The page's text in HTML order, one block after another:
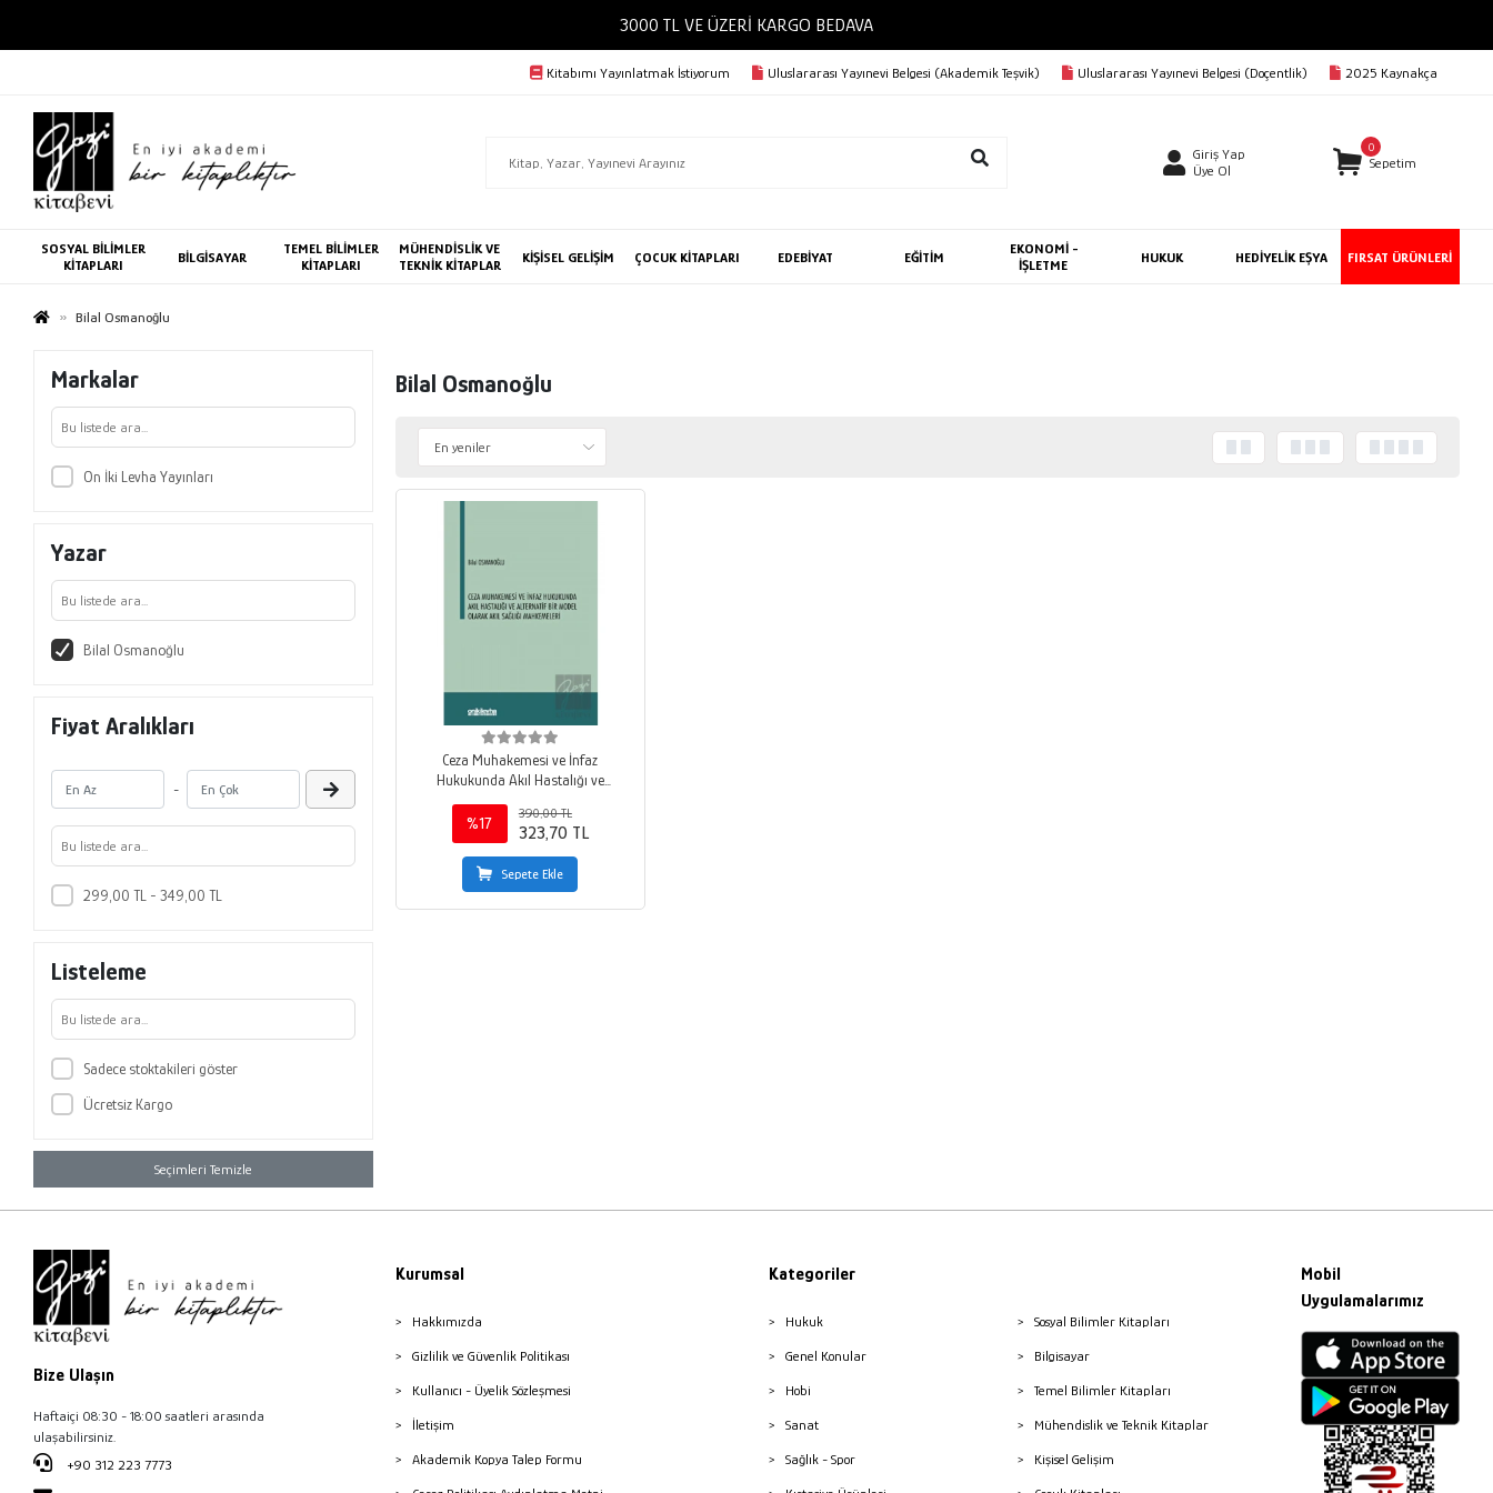
3000 TL VE ÜZERİ KARGO BEDAVA
Kitabımı Yayınlatmak İstiyorum Uluslararası Yayınevi Belgesi (Akademik Teşvik) Uluslararası Yayınevi Belgesi (Doçentlik) 2025 Kaynakça
Giriş Yap
Üye Ol
0
Sepetim
SOSYAL BİLİMLER
KİTAPLARI
BİLGİSAYAR
TEMEL BİLİMLER
KİTAPLARI
MÜHENDİSLİK VE
TEKNİK KİTAPLAR
KİŞİSEL GELİŞİM ÇOCUK KİTAPLARI EDEBİYAT EĞİTİM
EKONOMİ -
İŞLETME
HUKUK HEDİYELİK EŞYA FIRSAT ÜRÜNLERİ
Bilal Osmanoğlu
Markalar
On İki Levha Yayınları
Yazar
Bilal Osmanoğlu
Fiyat Aralıkları
-
299,00 TL - 349,00 TL
Listeleme
Sadece stoktakileri göster
Ücretsiz Kargo
Seçimleri Temizle
Bilal Osmanoğlu
Ceza Muhakemesi ve İnfaz
Hukukunda Akıl Hastalığı ve
Alternatif Bir Model Olarak Akıl
Sağlığı Mahkemeleri
%17
390,00 TL
323,70 TL
Sepete Ekle
Bize Ulaşın
Haftaiçi 08:30 - 18:00 saatleri arasında
ulaşabilirsiniz.
+90 312 223 7773
Kurumsal
Hakkımızda
Gizlilik ve Güvenlik Politikası
Kullanıcı - Üyelik Sözleşmesi
İletişim
Akademik Kopya Talep Formu
Kategoriler
Hukuk
Genel Konular
Hobi
Sanat
Sağlık - Spor
Sosyal Bilimler Kitapları
Bilgisayar
Temel Bilimler Kitapları
Mühendislik ve Teknik Kitaplar
Kişisel Gelişim
Mobil
Uygulamalarımız